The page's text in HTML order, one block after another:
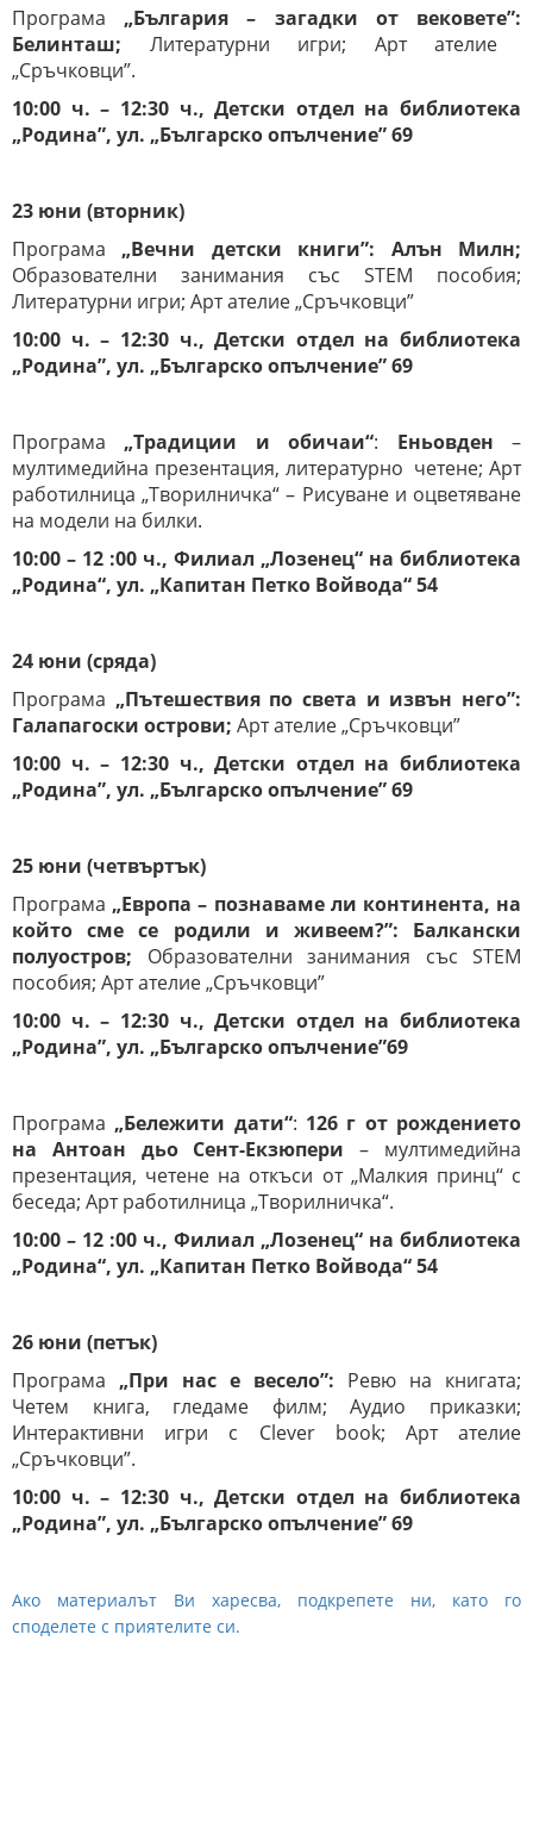
Програма „България – загадки от вековете”:
Белинташ; Литературни игри; Арт ателие
„Сръчковци”.
10:00 ч. – 12:30 ч., Детски отдел на библиотека
„Родина”, ул. „Българско опълчение” 69
23 юни (вторник)
Програма „Вечни детски книги”: Алън Милн;
Образователни занимания със STEM пособия;
Литературни игри; Арт ателие „Сръчковци”
10:00 ч. – 12:30 ч., Детски отдел на библиотека
„Родина”, ул. „Българско опълчение” 69
Програма „Традиции и обичаи“: Еньовден–
мултимедийна презентация, литературно четене; Арт
работилница „Творилничка“ – Рисуване и оцветяване
на модели на билки.
10:00 – 12 :00 ч., Филиал „Лозенец“ на библиотека
„Родина“, ул. „Капитан Петко Войвода“ 54
24 юни (сряда)
Програма „Пътешествия по света и извън него”:
Галапагоски острови; Арт ателие „Сръчковци”
10:00 ч. – 12:30 ч., Детски отдел на библиотека
„Родина”, ул. „Българско опълчение” 69
25 юни (четвъртък)
Програма „Европа – познаваме ли континента, на
който сме се родили и живеем?”: Балкански
полуостров; Образователни занимания със STEM
пособия; Арт ателие „Сръчковци”
10:00 ч. – 12:30 ч., Детски отдел на библиотека
„Родина”, ул. „Българско опълчение”69
Програма „Бележити дати“: 126 г от рождението
на Антоан дьо Сент-Екзюпери– мултимедийна
презентация, четене на откъси от „Малкия принц“ с
беседа; Арт работилница „Творилничка“.
10:00 – 12 :00 ч., Филиал „Лозенец“ на библиотека
„Родина“, ул. „Капитан Петко Войвода“ 54
26 юни (петък)
Програма „При нас е весело”: Ревю на книгата;
Четем книга, гледаме филм; Аудио приказки;
Интерактивни игри с Clever book; Арт ателие
„Сръчковци”.
10:00 ч. – 12:30 ч., Детски отдел на библиотека
„Родина”, ул. „Българско опълчение” 69
Ако материалът Ви харесва, подкрепете ни, като го
споделете с приятелите си.